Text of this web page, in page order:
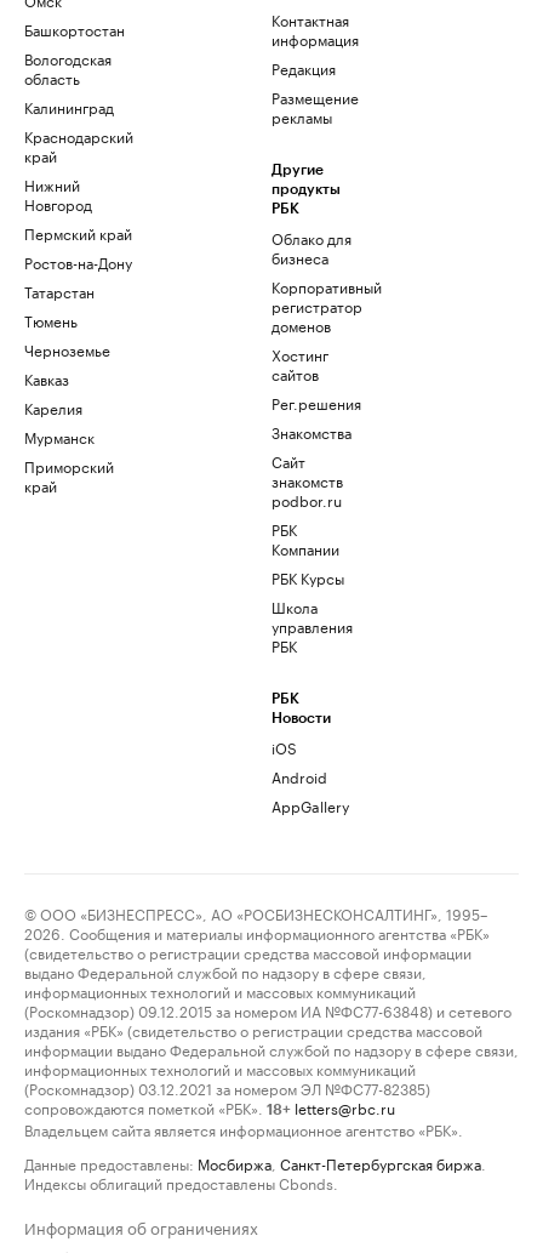
Башкортостан
Вологодская
область
Калининград
Краснодарский
край
Нижний
Новгород
Пермский край
Ростов-на-Дону
Татарстан
Тюмень
Черноземье
Кавказ
Карелия
Мурманск
Приморский
край
Контактная
информация
Редакция
Размещение
рекламы
Другие
продукты
РБК
Облако для
бизнеса
Корпоративный
регистратор
доменов
Хостинг
сайтов
Рег.решения
Знакомства
Сайт
знакомств
podbor.ru
РБК
Компании
РБК Курсы
Школа
управления
РБК
РБК
Новости
iOS
Android
AppGallery
© ООО «БИЗНЕСПРЕСС», АО «РОСБИЗНЕСКОНСАЛТИНГ», 1995–
2026. Сообщения и материалы информационного агентства «РБК»
(свидетельство о регистрации средства массовой информации
выдано Федеральной службой по надзору в сфере связи,
информационных технологий и массовых коммуникаций
(Роскомнадзор) 09.12.2015 за номером ИА №ФС77-63848) и сетевого
издания «РБК» (свидетельство о регистрации средства массовой
информации выдано Федеральной службой по надзору в сфере связи,
информационных технологий и массовых коммуникаций
(Роскомнадзор) 03.12.2021 за номером ЭЛ №ФС77-82385)
сопровождаются пометкой «РБК».
18+ letters@rbc.ru
Владельцем сайта является информационное агентство «РБК».
Данные предоставлены: Мосбиржа Санкт-Петербургская биржа
Индексы облигаций предоставлены Cbonds.
Информация об ограничениях